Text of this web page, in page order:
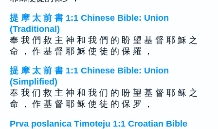
提 摩 太 前 書 1:1 Chinese Bible: Union
(Traditional)
奉 我 們 救 主 神 和 我 們 的 盼 望 基 督 耶 穌 之
命 ， 作 基 督 耶 穌 使 徒 的 保 羅 ，
提 摩 太 前 書 1:1 Chinese Bible: Union
(Simplified)
奉 我 们 救 主 神 和 我 们 的 盼 望 基 督 耶 稣 之
命 ， 作 基 督 耶 稣 使 徒 的 保 罗 ，
Prva poslanica Timoteju 1:1 Croatian Bible